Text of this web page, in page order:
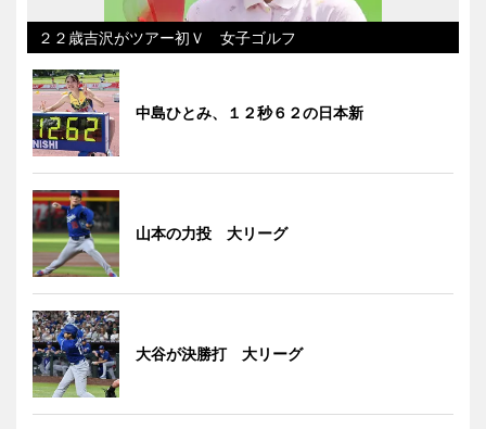
２２歳吉沢がツアー初Ｖ 女子ゴルフ
中島ひとみ、１２秒６２の日本新
山本の力投 大リーグ
大谷が決勝打 大リーグ